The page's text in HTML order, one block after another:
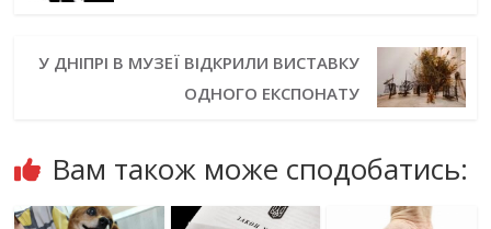
У ДНІПРІ В МУЗЕЇ ВІДКРИЛИ ВИСТАВКУ
ОДНОГО ЕКСПОНАТУ
Вам також може сподобатись: